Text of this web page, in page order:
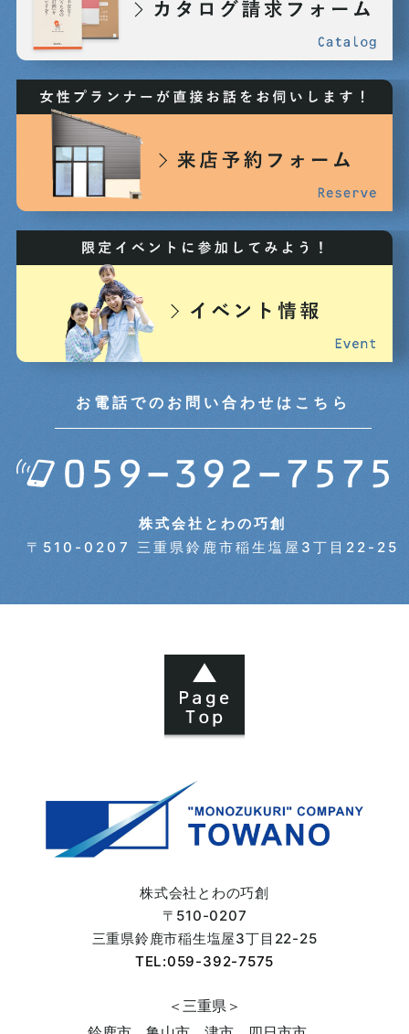
お電話でのお問い合わせはこちら
株式会社とわの巧創
〒510-0207 三重県鈴鹿市稲生塩屋3丁目22-25
株式会社とわの巧創
〒510-0207
三重県鈴鹿市稲生塩屋3丁目22-25
TEL:059-392-7575
＜三重県＞